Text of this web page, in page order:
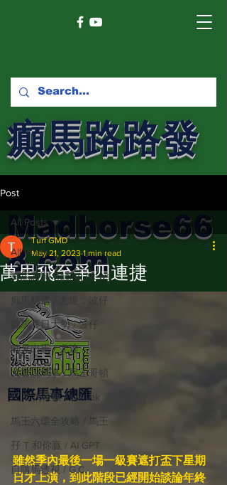
癲馬路路發
馬網
Madhorse66
8.com
國際​馬事總匯
Post
All Posts
賽馬新聞 Racing News
癲馬精選 / 尤達，波仔
癲馬賽日大勢 / 波仔
師兄出馬 / 尤達
戈登說馬事 / 馬王哥頓
三 T 大茶飯 / LakLak
馬王六環全攻略 / 馬王
孖 T 和你贏 / AI GPT
自購馬透視 / G.C.
All Posts
萬里飛至爭四連捷
Turf GMD
May 21, 2023 1 min read
雖然季內最後一場一級賽遮打盃下星期
日才上演，到此階段已經開始談論年終